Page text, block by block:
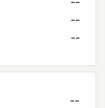
--
--
--